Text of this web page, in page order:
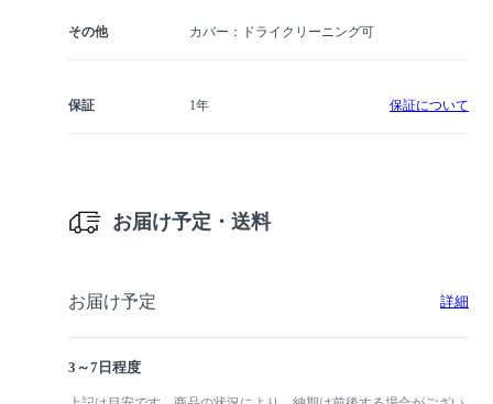
その他 カバー：ドライクリーニング可
保証 1年 保証について
お届け予定・送料
お届け予定 詳細
3～7日程度